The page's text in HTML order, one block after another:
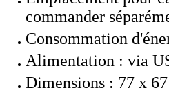
commander
Consommation
Alimentation : via
Dimensions : 77 x